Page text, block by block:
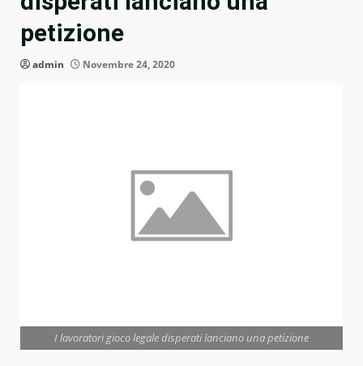
petizione
admin Novembre 24, 2020
I lavoratori gioco legale disperati lanciano una petizione